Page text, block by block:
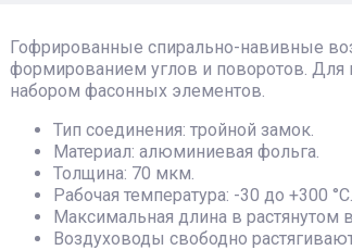
Гофрированные спирально-навивные
формированием углов и поворотов.
набором фасонных элементов.
Тип соединения: тройной замок.
Материал: алюминиевая фольга.
Толщина: 70 мкм.
Рабочая температура: -30 до +300 °С.
Максимальная длина в растянутом
Воздуховоды свободно